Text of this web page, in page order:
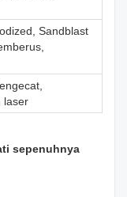
Sandblast
laser
sepenuhnya